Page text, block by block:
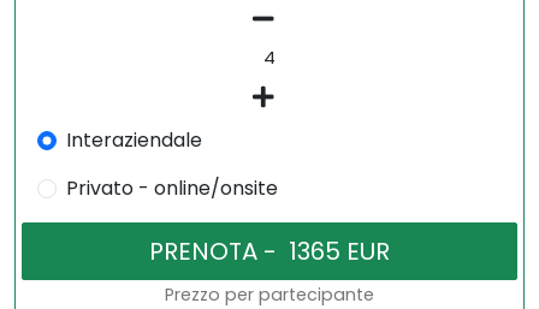
Interaziendale
Privato - online/onsite
Prezzo per partecipante